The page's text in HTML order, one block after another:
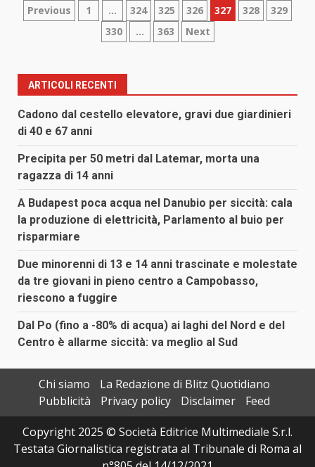
Paginazione
articoli
Previous 1 … 324 325 326 327 328
329
330
… 363 Next
ARTICOLI RECENTI
Cadono dal cestello elevatore, gravi due giardinieri
di 40 e 67 anni
Precipita per 50 metri dal Latemar, morta una
ragazza di 14 anni
A Budapest poca acqua nel Danubio per siccità: cala
la produzione di elettricità, Parlamento al buio per
risparmiare
Due minorenni di 13 e 14 anni trascinate e molestate
da tre giovani in pieno centro a Campobasso,
riescono a fuggire
Dal Po (fino a -80% di acqua) ai laghi del Nord e del
Centro è allarme siccità: va meglio al Sud
Chi siamo
La Redazione di Blitz Quotidiano
Pubblicità
Privacy policy Disclaimer
Feed
Copyright 2025 © Società Editrice Multimediale S.r.l.
Testata Giornalistica registrata al Tribunale di Roma al